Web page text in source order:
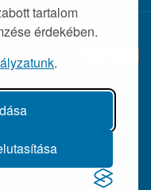
tartalom
érdekében.
.